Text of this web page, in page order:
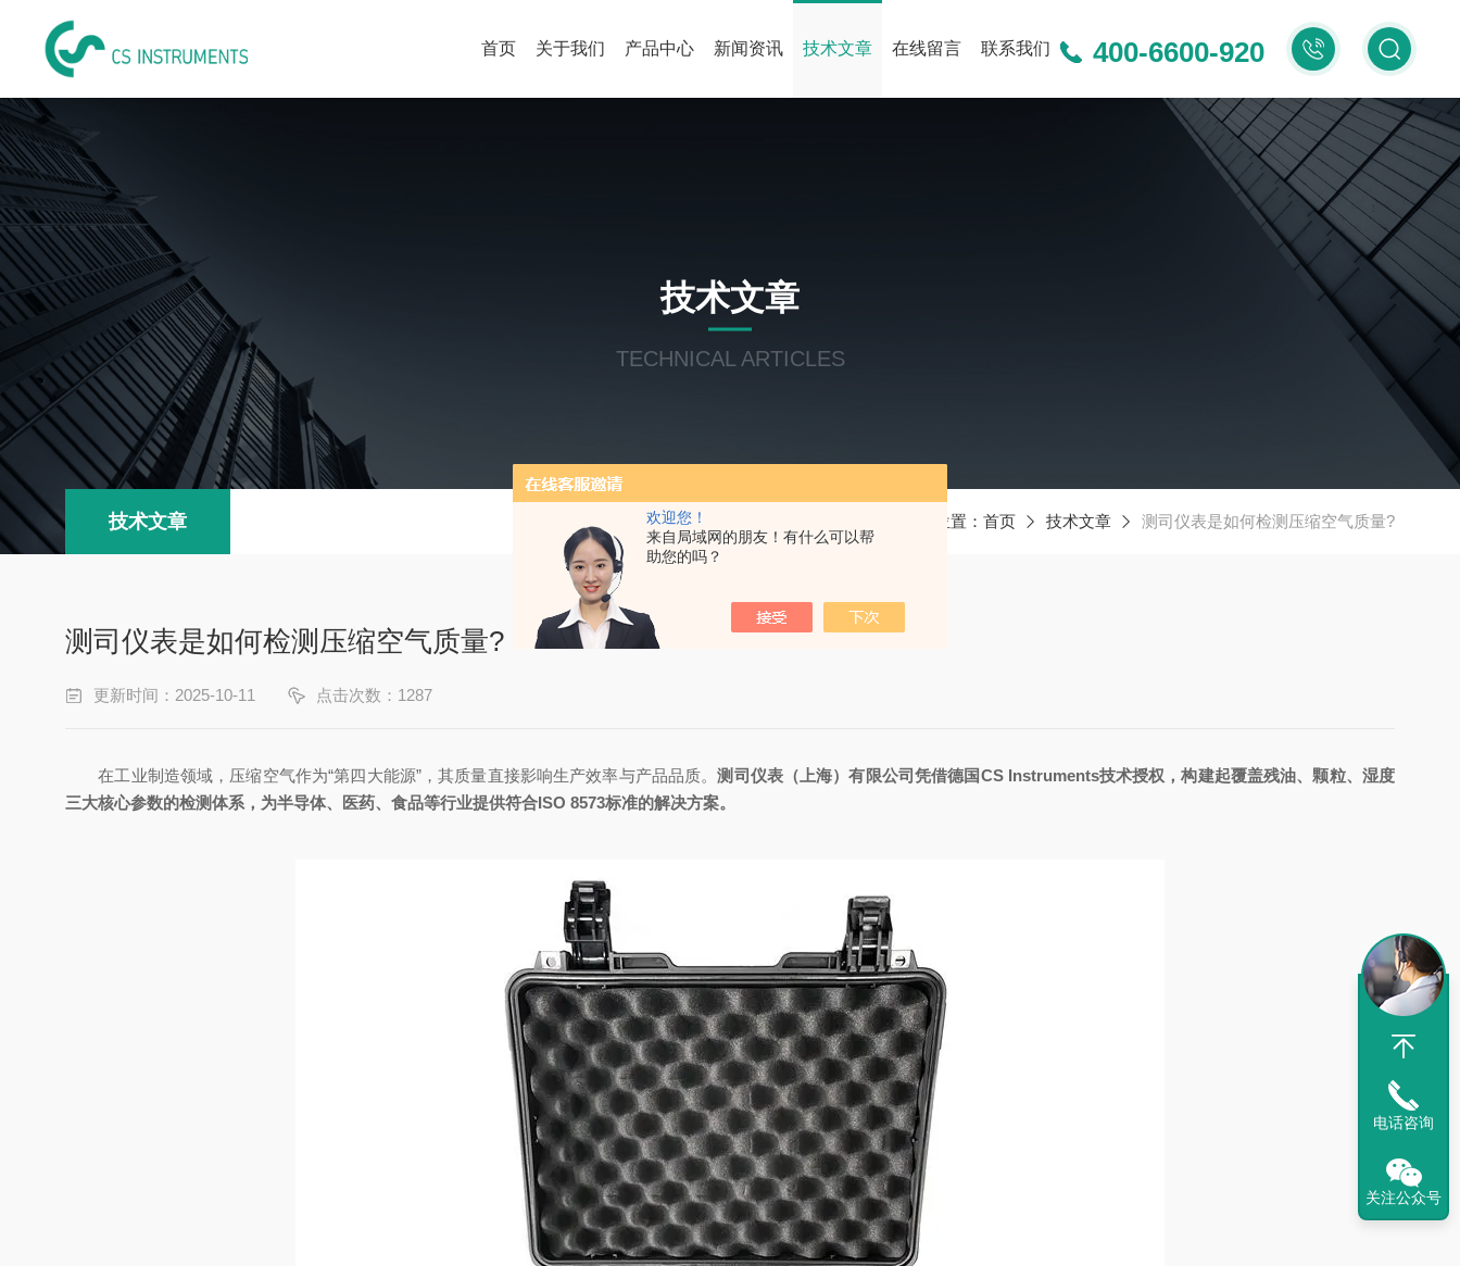
欢迎您！
来自局域网的朋友！有什么可以帮
助您的吗？
400-
6600-
920
400-6600-920
首页 关于我们 产品中心 新闻资讯 技术文章 在线留言 联系我们
技术文章
TECHNICAL ARTICLES
技术文章 当前位置： 首页 技术文章 测司仪表是如何检测压缩空气质量?
测司仪表是如何检测压缩空气质量?
更新时间：2025-10-11 点击次数：1287
在工业制造领域，压缩空气作为“第四大能源”，其质量直接影响生产效率与产品品质。测司仪表（上海）有限公司凭借德国CS Instruments技术授权，构建起覆盖残油、颗粒、湿度
三大核心参数的检测体系，为半导体、医药、食品等行业提供符合ISO 8573标准的解决方案。
电话咨询
关注公众号